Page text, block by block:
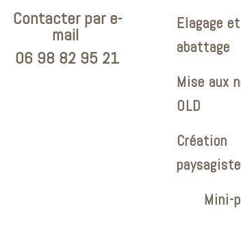
Contacter par e-
mail
06 98 82 95 21
Elagage et
abattage
Mise aux
OLD
Création
paysagiste
Mini-